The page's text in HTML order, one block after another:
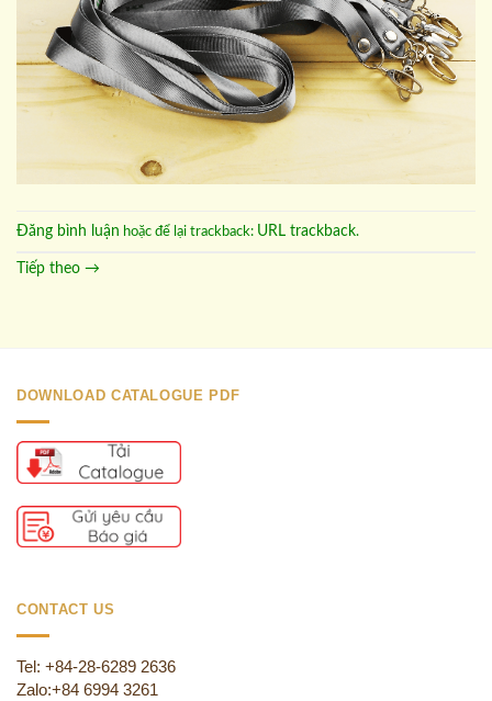
Đăng bình luận hoặc để lại trackback: URL trackback.
Tiếp theo →
DOWNLOAD CATALOGUE PDF
CONTACT US
Tel: +84-28-6289 2636
Zalo:+84 6994 3261